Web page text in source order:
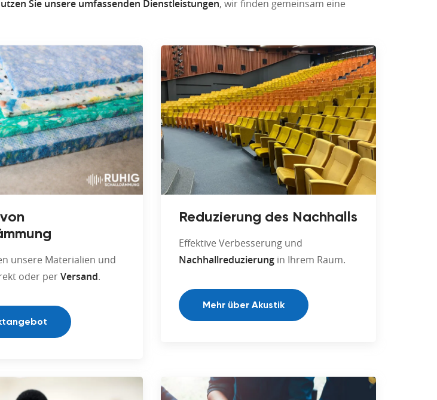
Sie unsere umfassenden Dienstleistungen, wir finden gemeinsam eine
unsere Materialien und
oder perVersand.
Reduzierung des Nachhalls
Effektive Verbesserung und
Nachhallreduzierung in Ihrem Raum.
Mehr über Akustik